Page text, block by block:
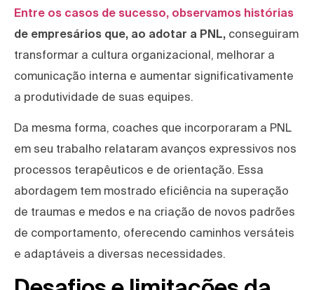
Entre os casos de sucesso, observamos histórias
de empresários que, ao adotar a PNL, conseguiram
transformar a cultura organizacional, melhorar a
comunicação interna e aumentar significativamente
a produtividade de suas equipes.
Da mesma forma, coaches que incorporaram a PNL
em seu trabalho relataram avanços expressivos nos
processos terapêuticos e de orientação. Essa
abordagem tem mostrado eficiência na superação
de traumas e medos e na criação de novos padrões
de comportamento, oferecendo caminhos versáteis
e adaptáveis a diversas necessidades.